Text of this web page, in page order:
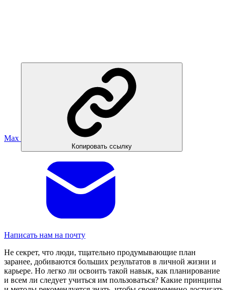
Max
Копировать ссылку
Написать нам на почту
Не секрет, что люди, тщательно продумывающие план
заранее, добиваются больших результатов в личной жизни и
карьере. Но легко ли освоить такой навык, как планирование
и всем ли следует учиться им пользоваться? Какие принципы